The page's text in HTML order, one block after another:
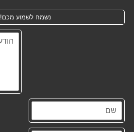
נשמח לשמוע מכם!